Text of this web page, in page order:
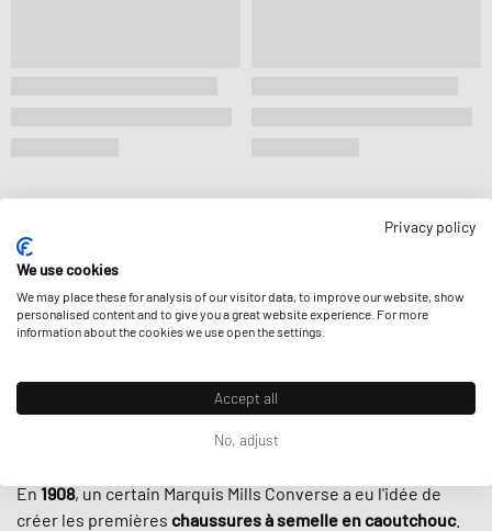
La basketConverse
chaussure conçue pour lebasket-ballà son ascension en
tant que baskets de choix pour lesskaters
alternatifs les plus forts sur la table - est vraiment une
histoire unique dans le monde des baskets. Mais
commençons par le commencement.
En1908, un certain Marquis Mills Converse a eu l'idée de
créer les premières chaussures à semelle en caoutchouc.
Privacy policy
We use cookies
We may place these for analysis of our visitor data, to improve our website, show
personalised content and to give you a great website experience. For more
information about the cookies we use open the settings.
Accept all
No, adjust